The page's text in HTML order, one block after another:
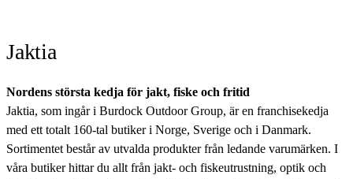
Jaktia
Nordens största kedja för jakt, fiske och fritid
Jaktia, som ingår i Burdock Outdoor Group, är en franchisekedja
med ett totalt 160-tal butiker i Norge, Sverige och i Danmark.
Sortimentet består av utvalda produkter från ledande varumärken. I
våra butiker hittar du allt från jakt- och fiskeutrustning, optik och